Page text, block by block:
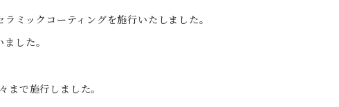
ミックコーティングを施行いたしました。
した。
まで施行しました。